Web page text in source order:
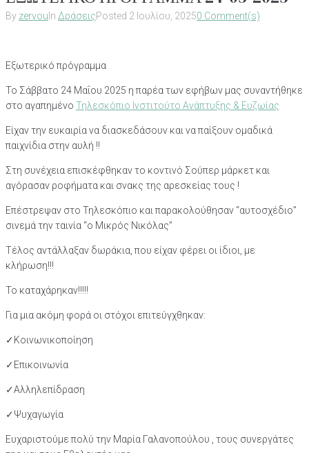
By zervou In ΔράσειςPosted 2 Ιουλίου, 20250 Comment(s)
Εξωτερικό πρόγραμμα
Το Σάββατο 24 Μαΐου 2025 η παρέα των εφήβων μας συναντήθηκε
στο αγαπημένο Τηλεσκόπιο Ινστιτούτο Ανάπτυξης & Ευζωίας
Είχαν την ευκαιρία να διασκεδάσουν και να παίξουν ομαδικά
παιχνίδια στην αυλή !!
Στη συνέχεια επισκέφθηκαν το κοντινό Σούπερ μάρκετ και
αγόρασαν ροφήματα και σνακς της αρεσκείας τους !
Επέστρεψαν στο Τηλεσκόπιο και παρακολούθησαν “αυτοσχέδιο”
σινεμά την ταινία “ο Μικρός Νικόλας”
Τέλος αντάλλαξαν δωράκια, που είχαν φέρει οι ίδιοι, με
κλήρωση!!!
Το καταχάρηκαν!!!!!
Για μια ακόμη φορά οι στόχοι επιτεύγχθηκαν:
✓Κοινωνικοποίηση
✓Επικοινωνία
✓Αλληλεπίδραση
✓Ψυχαγωγία
Ευχαριστούμε πολύ την Μαρία Γαλανοπούλου , τους συνεργάτες